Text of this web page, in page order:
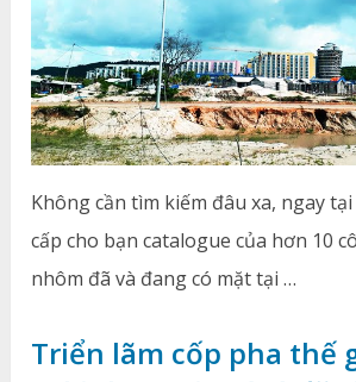
Không cần tìm kiếm đâu xa, ngay
cấp cho bạn catalogue của hơn 10
nhôm đã và đang có mặt tại …
Triển lãm cốp pha thế